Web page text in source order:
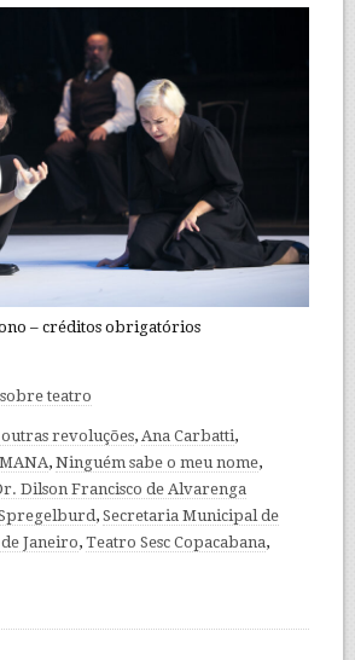
– créditos obrigatórios
teatro
revoluções, Ana Carbatti,
, Ninguém sabe o meu nome,
Dilson Francisco de Alvarenga
, Secretaria Municipal de
Janeiro, Teatro Sesc Copacabana,